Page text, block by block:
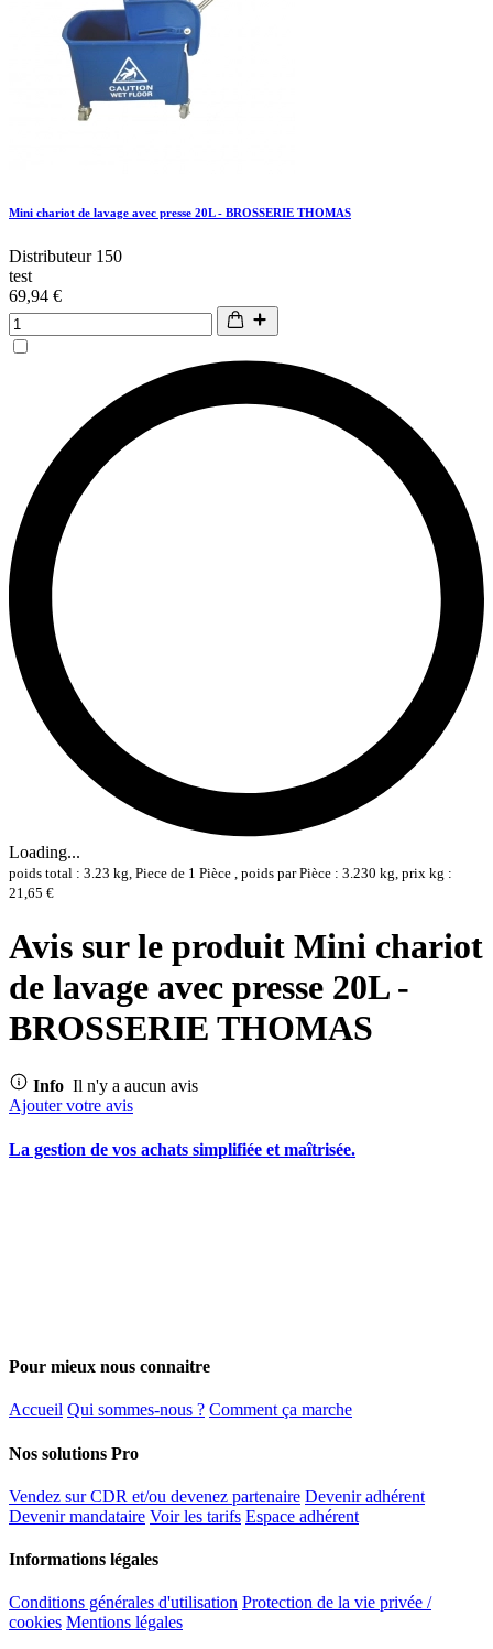
Mini chariot de lavage avec presse 20L - BROSSERIE THOMAS
Distributeur 150
test
69,94 €
Loading...
poids total : 3.23 kg, Piece de 1 Pièce , poids par Pièce : 3.230 kg, prix kg :
21,65 €
Avis sur le produit Mini chariot
de lavage avec presse 20L -
BROSSERIE THOMAS
Info Il n'y a aucun avis
Ajouter votre avis
La gestion de vos achats simplifiée et maîtrisée.
Pour mieux nous connaitre
Accueil Qui sommes-nous ? Comment ça marche
Nos solutions Pro
Vendez sur CDR et/ou devenez partenaire Devenir adhérent
Devenir mandataire Voir les tarifs Espace adhérent
Informations légales
Conditions générales d'utilisation Protection de la vie privée /
cookies Mentions légales